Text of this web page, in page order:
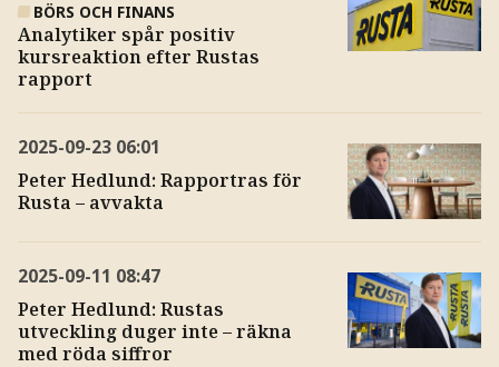
BÖRS OCH FINANS
Analytiker spår positiv
kursreaktion efter Rustas
rapport
2025-09-23 06:01
Peter Hedlund: Rapportras för
Rusta – avvakta
2025-09-11 08:47
Peter Hedlund: Rustas
utveckling duger inte – räkna
med röda siffror